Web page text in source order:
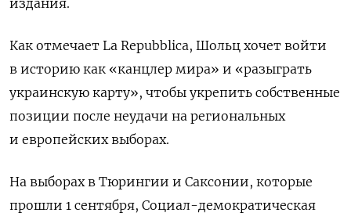
издания.
Как отмечает La Repubblica, Шольц хочет войти
в историю как «канцлер мира» и «разыграть
украинскую карту», чтобы укрепить собственные
позиции после неудачи на региональных
и европейских выборах.
На выборах в Тюрингии и Саксонии, которые
прошли 1 сентября, Социал-демократическая